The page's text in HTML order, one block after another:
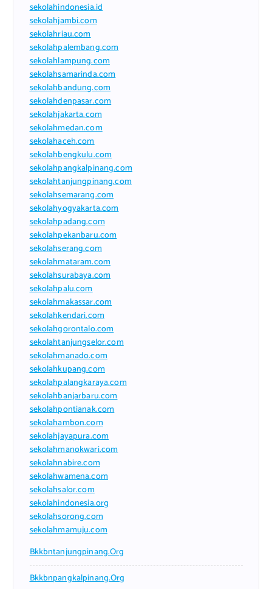
sekolahindonesia.id
sekolahjambi.com
sekolahriau.com
sekolahpalembang.com
sekolahlampung.com
sekolahsamarinda.com
sekolahbandung.com
sekolahdenpasar.com
sekolahjakarta.com
sekolahmedan.com
sekolahaceh.com
sekolahbengkulu.com
sekolahpangkalpinang.com
sekolahtanjungpinang.com
sekolahsemarang.com
sekolahyogyakarta.com
sekolahpadang.com
sekolahpekanbaru.com
sekolahserang.com
sekolahmataram.com
sekolahsurabaya.com
sekolahpalu.com
sekolahmakassar.com
sekolahkendari.com
sekolahgorontalo.com
sekolahtanjungselor.com
sekolahmanado.com
sekolahkupang.com
sekolahpalangkaraya.com
sekolahbanjarbaru.com
sekolahpontianak.com
sekolahambon.com
sekolahjayapura.com
sekolahmanokwari.com
sekolahnabire.com
sekolahwamena.com
sekolahsalor.com
sekolahindonesia.org
sekolahsorong.com
sekolahmamuju.com
Bkkbntanjungpinang.org
Bkkbnpangkalpinang.org